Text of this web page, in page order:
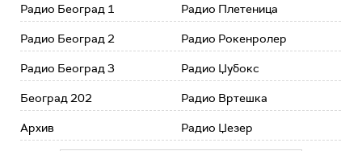
Радио Београд 1
Радио Београд 2
Радио Београд 3
Београд 202
Архив
Радио Плетеница
Радио Рокенролер
Радио Џубокс
Радио Вртешка
Радио Џезер